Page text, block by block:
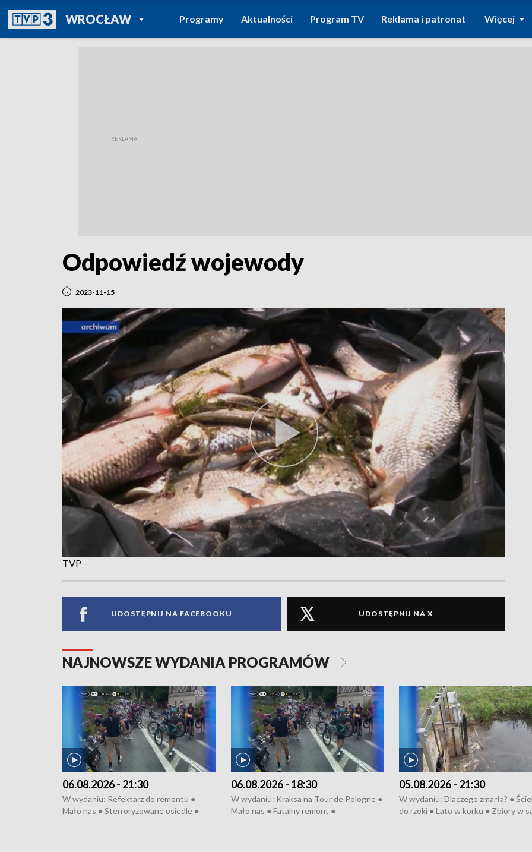
WROCŁAWPOWRÓT DO
TVP REGIONY
Programy Aktualności Program TV Reklama i patronat Więcej
Odpowiedź wojewody
2023-11-15
TVP
UDOSTĘPNIJ NA FACEBOOKU UDOSTĘPNIJ NA X
NAJNOWSZE WYDANIA PROGRAMÓW
06.08.2026 - 21:30
W wydaniu: Refektarz do remontu ●
Mało nas ● Sterroryzowane osiedle ●
06.08.2026 - 18:30
W wydaniu: Kraksa na Tour de Pologne ●
Mało nas ● Fatalny remont ●
05.08.2026 - 21:30
W wydaniu: Dlaczego zmarła? ●
do rzeki ● Lato w korku ● Zbiory w